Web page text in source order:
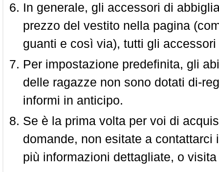
In generale, gli accessori di
prezzo del vestito nella pagina
guanti e così via), tutti gli
Per impostazione predefinita, gli
delle ragazze non sono dotati di-
informi in anticipo.
Se è la prima volta per voi di
domande, non esitate a
più informazioni dettagliate, o